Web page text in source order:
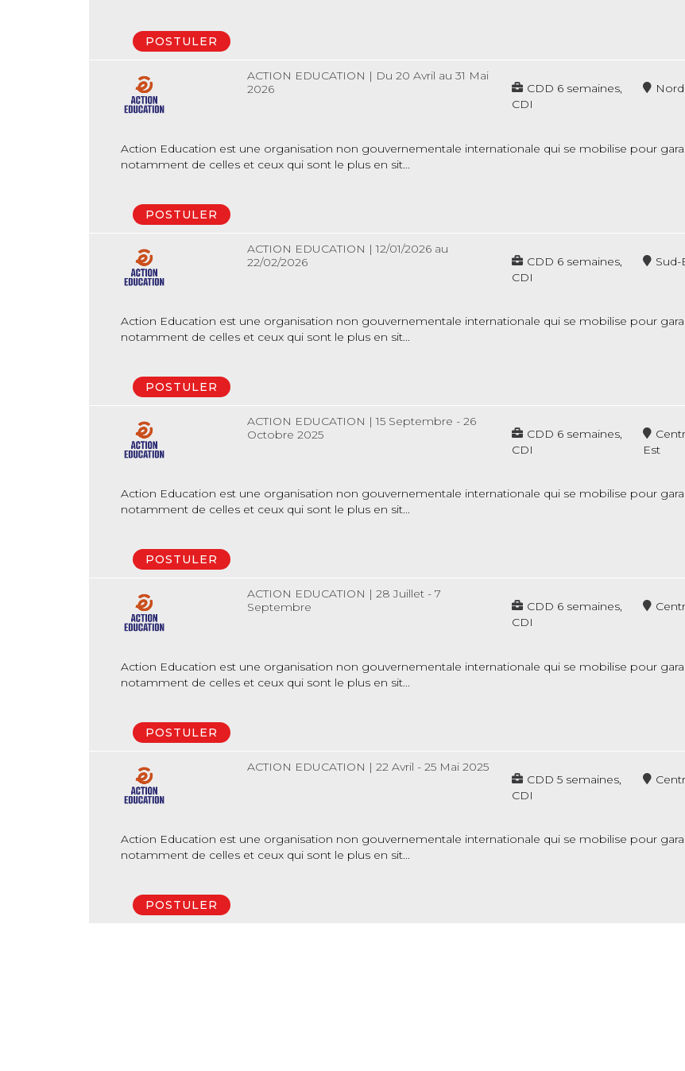
POSTULER
ACTION EDUCATION | Du 20 Avril au 31 Mai
2026
CDD 6 semaines,
CDI
Action Education est une organisation non gouvernementale internationale qui se mobilise pour
notamment de celles et ceux qui sont le plus en sit...
POSTULER
ACTION EDUCATION |12/01/2026 au
22/02/2026
CDD 6 semaines,
CDI
Sud-
Action Education est une organisation non gouvernementale internationale qui se mobilise pour
notamment de celles et ceux qui sont le plus en sit...
POSTULER
ACTION EDUCATION |15 Septembre - 26
Octobre 2025
CDD 6 semaines,
CDI
Est
Action Education est une organisation non gouvernementale internationale qui se mobilise pour
notamment de celles et ceux qui sont le plus en sit...
POSTULER
ACTION EDUCATION |28 Juillet - 7
Septembre
CDD 6 semaines,
CDI
Action Education est une organisation non gouvernementale internationale qui se mobilise pour
notamment de celles et ceux qui sont le plus en sit...
POSTULER
ACTION EDUCATION |22 Avril - 25 Mai 2025
CDD 5 semaines,
CDI
Action Education est une organisation non gouvernementale internationale qui se mobilise pour
notamment de celles et ceux qui sont le plus en sit...
POSTULER